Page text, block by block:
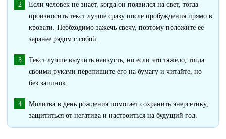
Если человек не знает, когда он появился на свет, тогда
произносить текст лучше сразу после пробуждения прямо в
кровати. Необходимо зажечь свечу, поэтому положите ее
заранее рядом с собой.
Текст лучше выучить наизусть, но если это тяжело, тогда
своими руками перепишите его на бумагу и читайте, но
без запинок.
Молитва в день рождения помогает сохранить энергетику,
защититься от негатива и настроиться на будущий год.